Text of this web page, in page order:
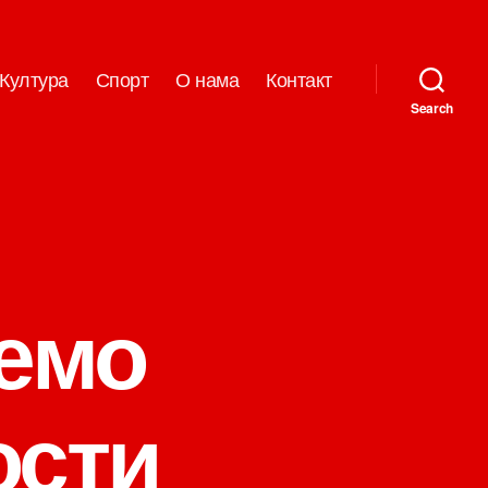
Култура Спорт О нама Контакт
Search